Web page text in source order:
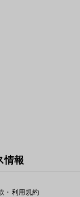
情報
・利用規約